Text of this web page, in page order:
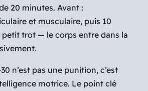
20 minutes. Avant :
et musculaire, puis 10
trot — le corps entre dans la
n’est pas une punition, c’est
motrice. Le point clé